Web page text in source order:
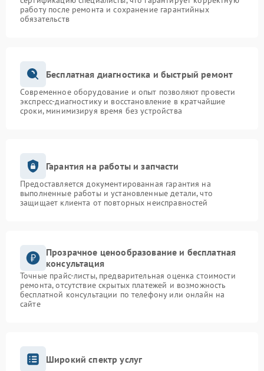
работу после ремонта и сохранение гарантийных
обязательств
Бесплатная диагностика и быстрый ремонт
Современное оборудование и опыт позволяют провести
экспресс-диагностику и восстановление в кратчайшие
сроки, минимизируя время без устройства
Гарантия на работы и запчасти
Предоставляется документированная гарантия на
выполненные работы и установленные детали, что
защищает клиента от повторных неисправностей
Прозрачное ценообразование и бесплатная
консультация
Точные прайс-листы, предварительная оценка стоимости
ремонта, отсутствие скрытых платежей и возможность
бесплатной консультации по телефону или онлайн на
сайте
Широкий спектр услуг